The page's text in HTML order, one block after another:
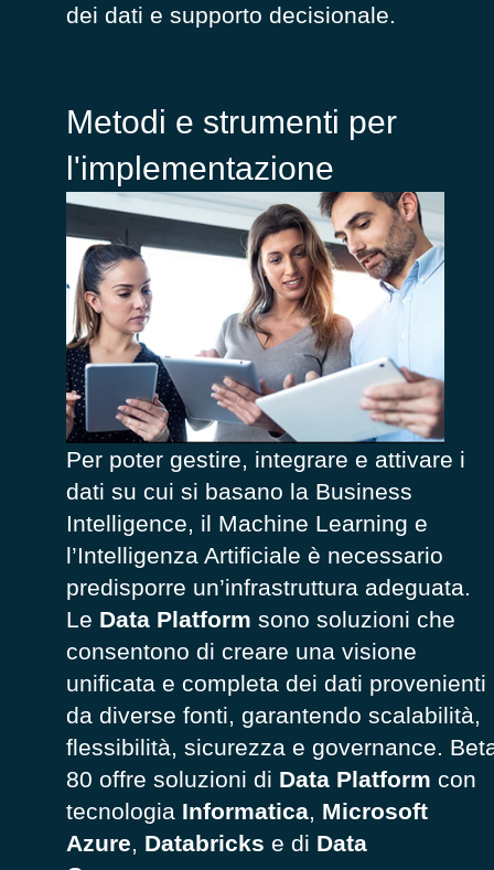
dei dati e supporto decisionale.
Metodi e strumenti per
l'implementazione
Per poter gestire, integrare e attivare i
dati su cui si basano la Business
Intelligence, il Machine Learning e
l’Intelligenza Artificiale è necessario
predisporre un’infrastruttura adeguata.
Le Data Platform sono soluzioni che
consentono di creare una visione
unificata e completa dei dati provenienti
da diverse fonti, garantendo scalabilità,
flessibilità, sicurezza e governance.
80 offre soluzioni di Data Platform con
tecnologia Informatica, Microsoft
Azure, Databricks e di Data